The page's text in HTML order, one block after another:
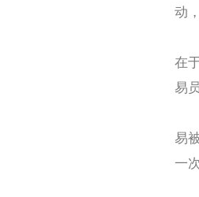
动
片
在
易
这
易
一